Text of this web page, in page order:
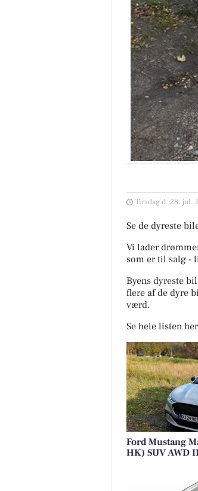
Tirsdag d. 28. jul.
Se de dyreste
Vi lader
som er til salg -
Byens dyreste
flere af de dyre
værd.
Se hele listen
Ford Mustang
HK) SUV AWD